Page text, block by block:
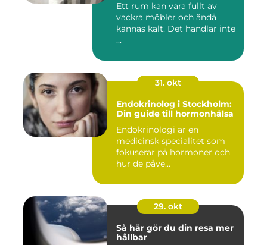
Ett rum kan vara fullt av
vackra möbler och ändå
kännas kalt. Det handlar inte
...
31. okt
Endokrinolog i Stockholm:
Din guide till hormonhälsa
Endokrinologi är en
medicinsk specialitet som
fokuserar på hormoner och
hur de påve...
29. okt
Så här gör du din resa mer
hållbar